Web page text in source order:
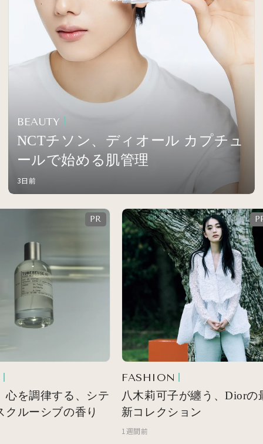
BEAUTY
NCTチソン、ディオール カプチュ
ールで始める肌管理
3日前
を調律する、シテ
ルーシブの香り
FASHION
八木莉可子が纏う、Diorの最
新コレクション
1週間前